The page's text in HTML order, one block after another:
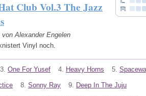
Club Vol.3 The Jazz
Alexander Engelen
Vinyl noch.
3. One For Yusef 4. Heavy Horns 5.
8. Sonny Ray 9. Deep In The Juju